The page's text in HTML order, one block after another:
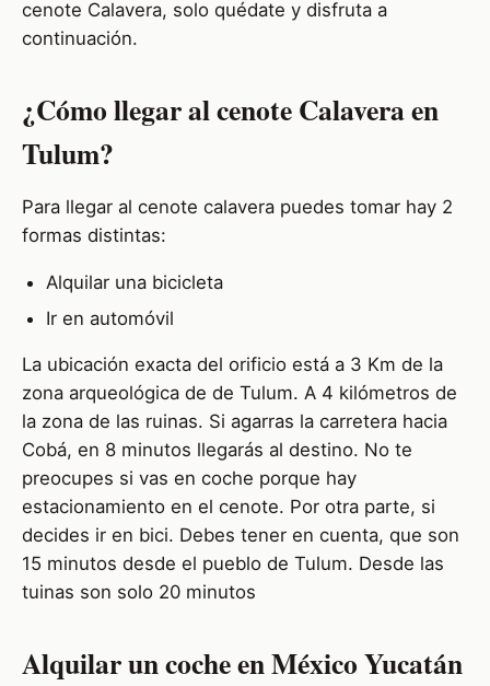
cenote Calavera, solo quédate y disfruta a
continuación.
¿Cómo llegar al cenote Calavera en
Tulum?
Para llegar al cenote calavera puedes tomar hay 2
formas distintas:
Alquilar una bicicleta
Ir en automóvil
La ubicación exacta del orificio está a 3 Km de la
zona arqueológica de de Tulum. A 4 kilómetros de
la zona de las ruinas. Si agarras la carretera hacia
Cobá, en 8 minutos llegarás al destino. No te
preocupes si vas en coche porque hay
estacionamiento en el cenote. Por otra parte, si
decides ir en bici. Debes tener en cuenta, que son
15 minutos desde el pueblo de Tulum. Desde las
tuinas son solo 20 minutos
Alquilar un coche en México Yucatán